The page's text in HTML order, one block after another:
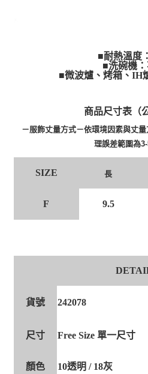
■耐熱溫度
■洗碗機
■微波爐、烤箱、IH
商品尺寸表（
－服飾丈量方式－依環境因素與丈
理誤差範圍為3-
SIZE 長
F 9.5
貨號 242078
尺寸 Free Size 單一尺寸
顏色 10透明 / 18灰